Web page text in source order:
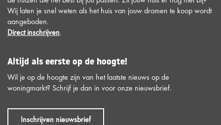
Wij laten je snel weten als het huis van jouw dromen te koop wordt
aangeboden.
Direct inschrijven.
Altijd als eerste op de hoogte!
Wil je op de hoogte zijn van het laatste nieuws op de
woningmarkt? Schrijf je dan in voor onze nieuwsbrief.
Inschrijven nieuwsbrief